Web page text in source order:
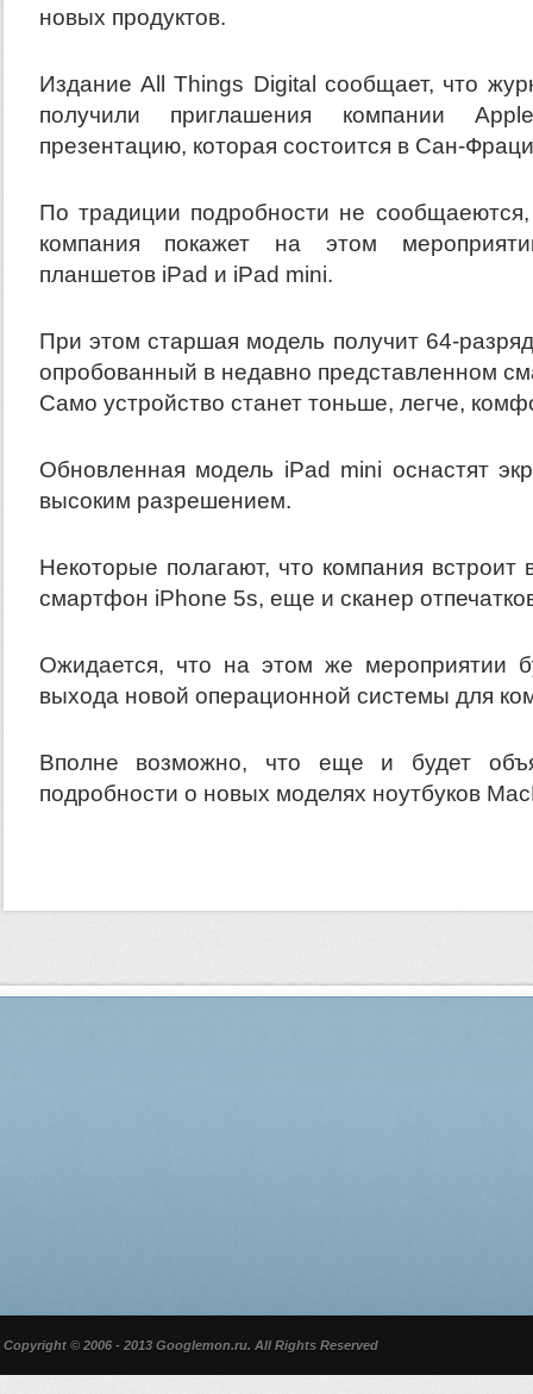
новых продуктов.
Издание All Things Digital сообщает, что
получили приглашения компании
презентацию, которая состоится в Сан-
По традиции подробности не
компания покажет на этом
планшетов iPad и iPad mini.
При этом старшая модель получит 64-
опробованный в недавно представленном
Само устройство станет тоньше, легче,
Обновленная модель iPad mini оснастят
высоким разрешением.
Некоторые полагают, что компания встроит
смартфон iPhone 5s, еще и сканер
Ожидается, что на этом же мероприятии
выхода новой операционной системы для
Вполне возможно, что еще и будет
подробности о новых моделях ноутбуков
Copyright © 2006 - 2013 Googlemon.ru. All Rights Reserved